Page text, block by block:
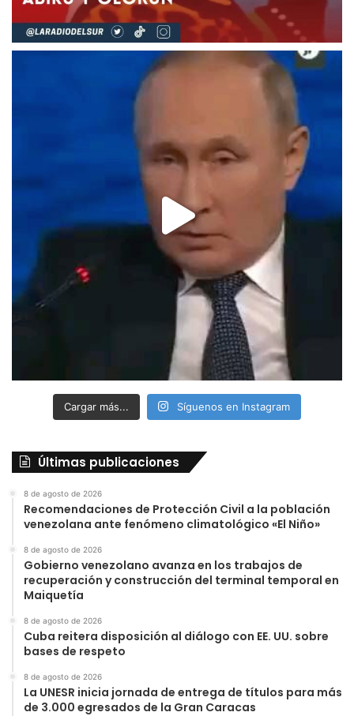
Cargar más... Síguenos en Instagram
Últimas publicaciones
8 de agosto de 2026
Recomendaciones de Protección Civil a la población
venezolana ante fenómeno climatológico «El Niño»
8 de agosto de 2026
Gobierno venezolano avanza en los trabajos de
recuperación y construcción del terminal temporal en
Maiquetía
8 de agosto de 2026
Cuba reitera disposición al diálogo con EE. UU. sobre
bases de respeto
8 de agosto de 2026
La UNESR inicia jornada de entrega de títulos para más
de 3.000 egresados de la Gran Caracas